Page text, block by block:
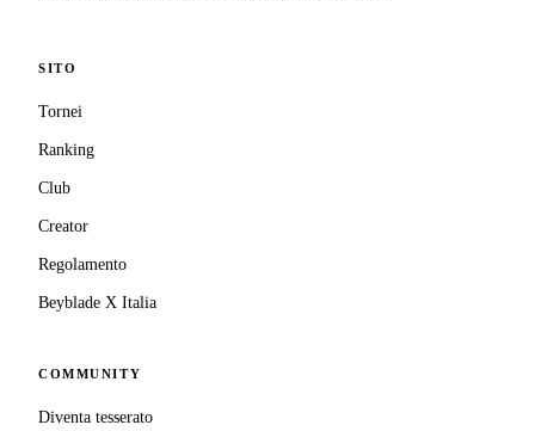
SITO
Tornei
Ranking
Club
Creator
Regolamento
Beyblade X Italia
COMMUNITY
Diventa tesserato